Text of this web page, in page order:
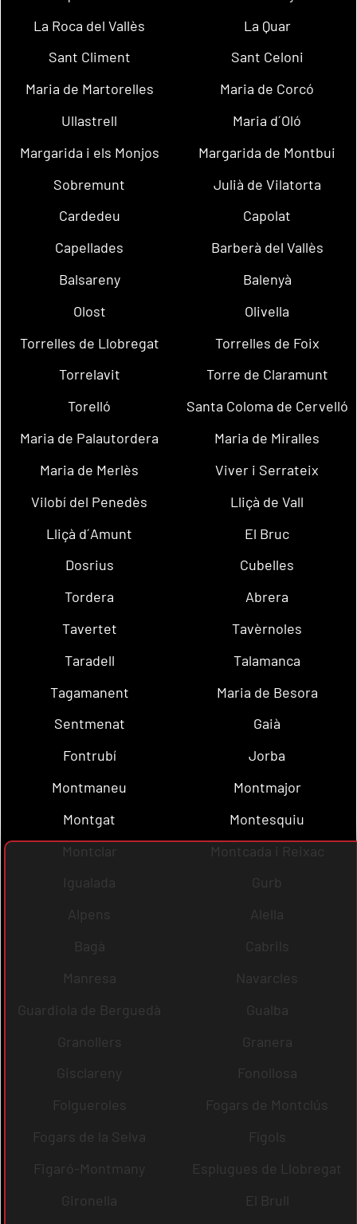
La Roca del Vallès
La Quar
Sant Climent
Sant Celoni
Maria de Martorelles
Maria de Corcó
Ullastrell
Maria d´Oló
Margarida i els Monjos
Margarida de Montbui
Sobremunt
Julià de Vilatorta
Cardedeu
Capolat
Capellades
Barberà del Vallès
Balsareny
Balenyà
Olost
Olivella
Torrelles de Llobregat
Torrelles de Foix
Torrelavit
Torre de Claramunt
Torelló
Santa Coloma de Cervelló
Maria de Palautordera
Maria de Miralles
Maria de Merlès
Viver i Serrateix
Vilobí del Penedès
Lliçà de Vall
Lliçà d´Amunt
El Bruc
Dosrius
Cubelles
Tordera
Abrera
Tavertet
Tavèrnoles
Taradell
Talamanca
Tagamanent
Maria de Besora
Sentmenat
Gaià
Fontrubí
Jorba
Montmaneu
Montmajor
Montgat
Montesquiu
Montclar
Montcada i Reixac
Igualada
Gurb
Alpens
Alella
Bagà
Cabrils
Manresa
Navarcles
Guardiola de Berguedà
Gualba
Granollers
Granera
Gisclareny
Fonollosa
Folgueroles
Fogars de Montclús
Fogars de la Selva
Fígols
Figaró-Montmany
Esplugues de Llobregat
Gironella
El Brull